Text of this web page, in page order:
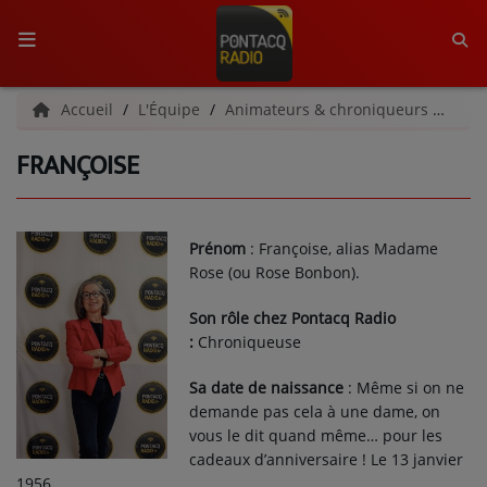
ACCUEIL
RADIO
GRILLE DES PROGRAMMES
C'ÉTAIT QUOI CE TITRE ?
MÉDIAS
PODCASTS - SAISON 2026/2027
Accueil L'Équipe Animateurs & chroniqueurs
FRANÇOISE
Prénom : Françoise, alias Madame
Rose (ou Rose Bonbon).
Son rôle chez Pontacq Radio
: Chroniqueuse
Sa date de naissance : Même si on ne
demande pas cela à une dame, on
vous le dit quand même… pour les
cadeaux d’anniversaire ! Le 13 janvier